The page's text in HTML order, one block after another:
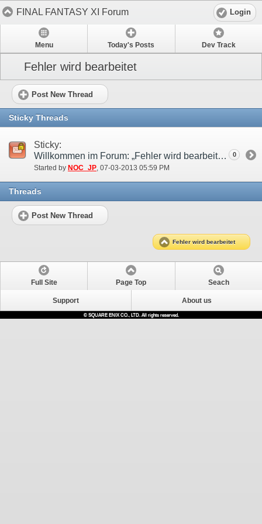
FINAL FANTASY XI Forum Login
Menu Today's Posts Dev Track
Fehler wird bearbeitet
Post New Thread
Sticky Threads
Sticky:
Willkommen im Forum: „Fehler wird bearbeitet“!
Started by NOC_JP‎, 07-03-2013 05:59 PM
0
Threads
Post New Thread
Fehler wird bearbeitet
Full Site Page Top Seach
Support About us
© SQUARE ENIX CO., LTD. All rights reserved.